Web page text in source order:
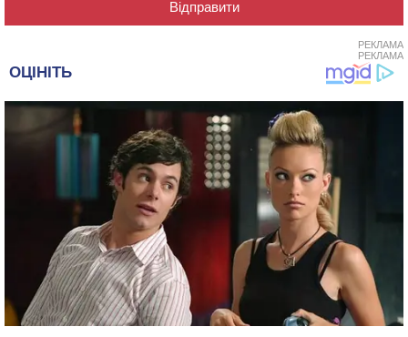
РЕКЛАМА
РЕКЛАМА